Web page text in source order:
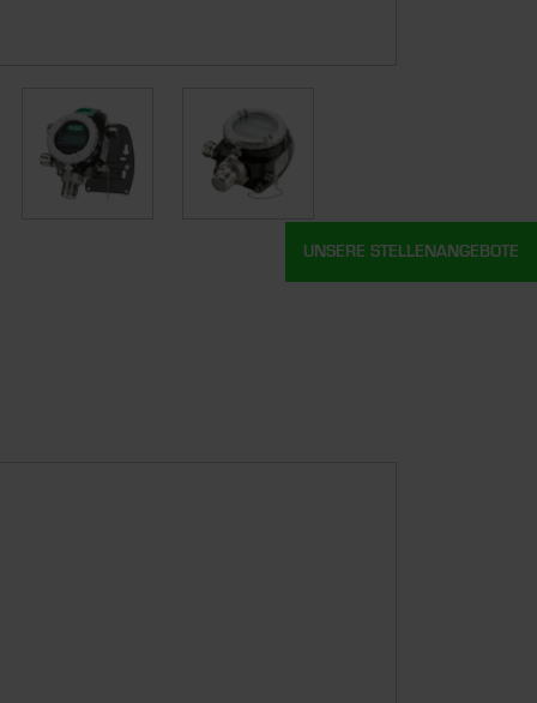
UNSERE STELLENANGEBOTE